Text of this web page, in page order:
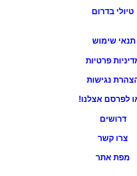
טיולי בדרום
תנאי שימוש
פרטיות
נגישות
לפרסם אצלנו!
דרושים
צרו קשר
מפת אתר